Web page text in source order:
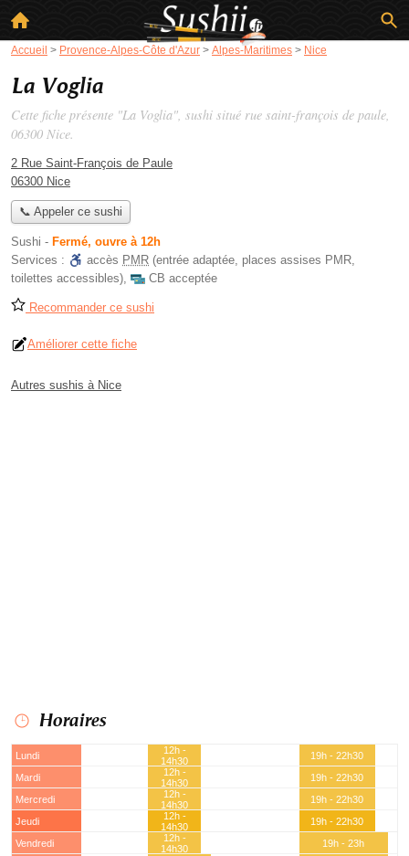
Accueil > Provence-Alpes-Côte d'Azur > Alpes-Maritimes > Nice
La Voglia
Cette fiche présente "La Voglia", sushi situé rue saint-françois de paule,
06300 Nice.
2 Rue Saint-François de Paule
06300 Nice
📞 Appeler ce sushi
Sushi - Fermé, ouvre à 12h
Services :
accès PMR (entrée adaptée, places assises PMR,
toilettes accessibles), CB acceptée
Recommander ce sushi
Améliorer cette fiche
Autres sushis à Nice
Horaires
Lundi
12h -
14h30
19h - 22h30
Mardi
12h -
14h30
19h - 22h30
Mercredi
12h -
14h30
19h - 22h30
Jeudi
12h -
14h30
19h - 22h30
Vendredi
12h -
14h30
19h - 23h